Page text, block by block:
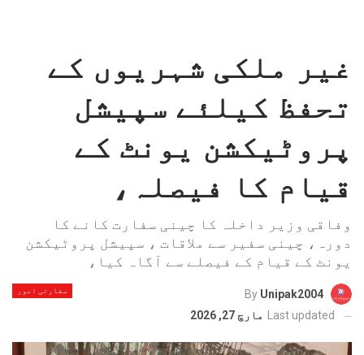
غیر ملکی شہریوں کے
تحفظ کیلئے سپیشل
پروٹیکشن یونٹ کے
قیام کا فیصلہ،
وفاقی وزیر داخلہ کا چینی سفارت کانے کا
دورہ، چینی سفیر سے ملاقات ، سپیشل پروٹیکشن
یونٹ کے قیام کے فیصلے سے آگاہ کیا،
سفارتی امور By Unipak2004
Last updated مارچ 27, 2026